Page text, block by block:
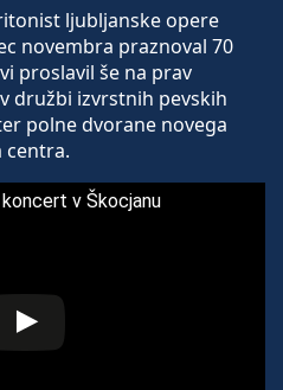
ljubljanske opere
novembra praznoval 70
proslavil še na prav
družbi izvrstnih pevskih
polne dvorane novega
centra.
v Škocjanu